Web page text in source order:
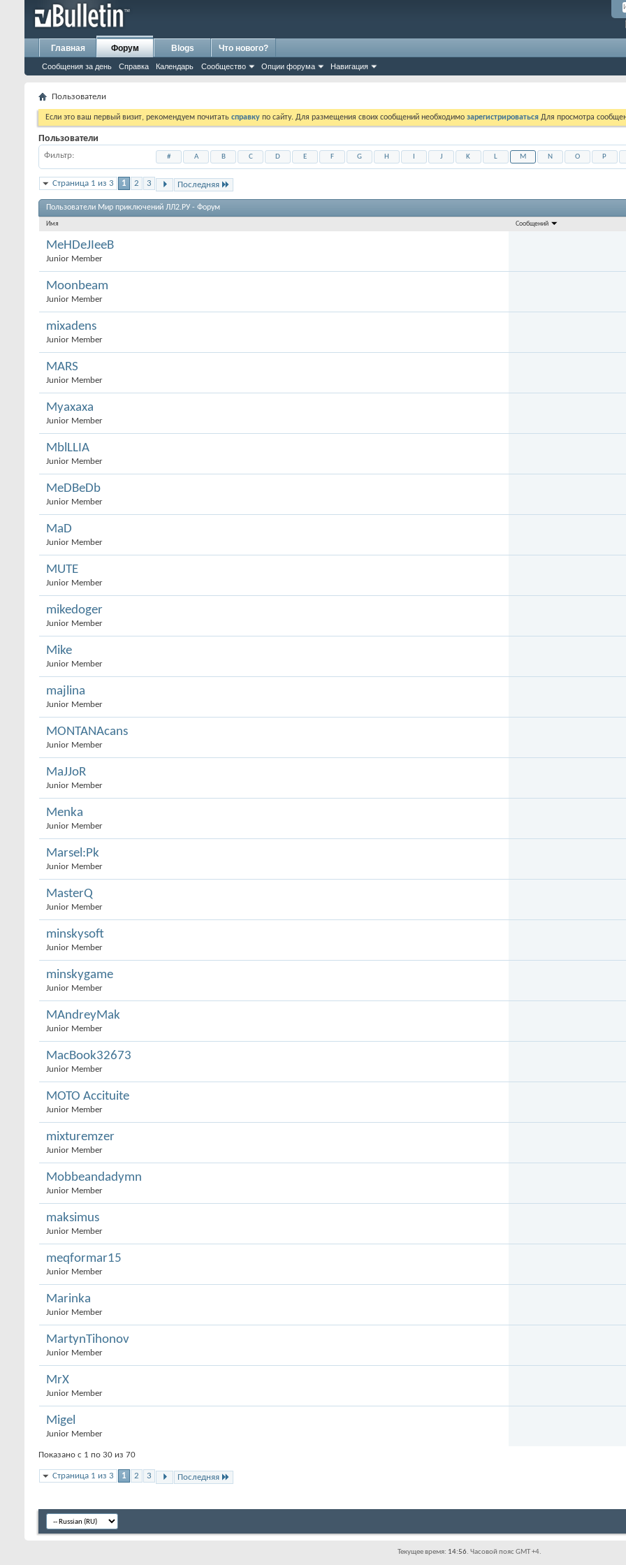
Главная Форум
Сообщения за день Справка Календарь Сообщество Опции форума Навигация
Blogs Что нового?
Пользователи
Если это ваш первый визит, рекомендуем почитать справку по сайту. Для размещения своих сообщений необходимо зарегистрироваться Для просмотра
Пользователи
Фильтр # A B C D E F G H J K L M N O P
Страница 1 из 3 1 2 3 Последняя
Пользователи Мир приключений ЛЛ2.РУ - Форум
Имя Сообщений
MeHDeJIeeB
Junior Member
Moonbeam
Junior Member
mixadens
Junior Member
MARS
Junior Member
Myaxaxa
Junior Member
MblLLIA
Junior Member
MeDBeDb
Junior Member
MaD
Junior Member
MUTE
Junior Member
mikedoger
Junior Member
Mike
Junior Member
majlina
Junior Member
MONTANAcans
Junior Member
MaJJoR
Junior Member
Menka
Junior Member
Marsel:Pk
Junior Member
MasterQ
Junior Member
minskysoft
Junior Member
minskygame
Junior Member
MAndreyMak
Junior Member
MacBook32673
Junior Member
MOTO Accituite
Junior Member
mixturemzer
Junior Member
Mobbeandadymn
Junior Member
maksimus
Junior Member
meqformar15
Junior Member
Marinka
Junior Member
MartynTihonov
Junior Member
MrX
Junior Member
Migel
Junior Member
Показано с 1 по 30 из 70
Страница 1 из 3 1 2 3 Последняя
Текущее время: 14:56. Часовой пояс GMT +4.